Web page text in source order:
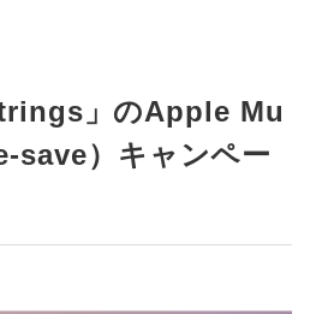
」のApple Mu
save）キャンペー